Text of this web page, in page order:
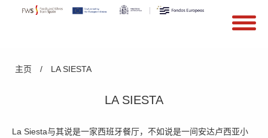
Search form
主页 / LA SIESTA
LA SIESTA
La Siesta与其说是一家西班牙餐厅，不如说是一间安达卢西亚小